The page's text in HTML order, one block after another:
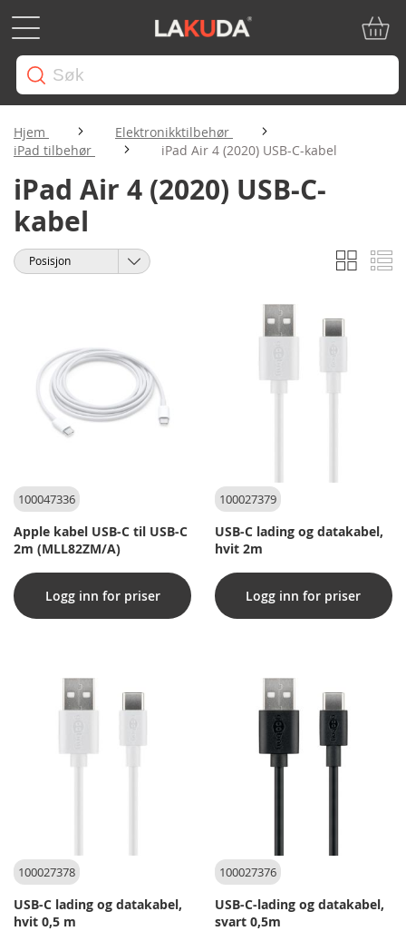
Hjem
Elektronikktilbehør
iPad tilbehør
iPad Air 4 (2020) USB-C-kabel
iPad Air 4 (2020) USB-C-
kabel
Vise
som
Sorter
100047336
Apple kabel USB-C til USB-C
2m (MLL82ZM/A)
Logg inn for priser
100027379
USB-C lading og datakabel,
hvit 2m
Logg inn for priser
100027378
USB-C lading og datakabel,
hvit 0,5 m
100027376
USB-C-lading og datakabel,
svart 0,5m